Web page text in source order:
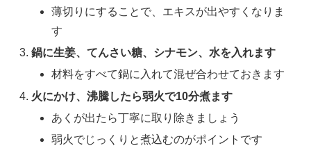
薄切りにすることで、エキスが出やすくなりま
す
鍋に生姜、てんさい糖、シナモン、水を入れます
材料をすべて鍋に入れて混ぜ合わせておきます
火にかけ、沸騰したら弱火で10分煮ます
あくが出たら丁寧に取り除きましょう
弱火でじっくりと煮込むのがポイントです